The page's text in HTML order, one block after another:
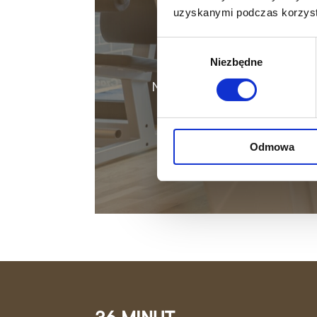
uzyskanymi podczas
zgody
Niezbędne
Odmowa
Nie czekaj dłużej!